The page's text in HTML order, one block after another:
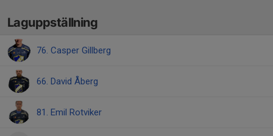
Laguppställning
76. Casper Gillberg
66. David Åberg
81. Emil Rotviker